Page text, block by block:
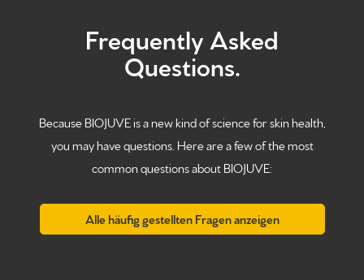
Frequently Asked
Questions.
Because BIOJUVE is a new kind of science for skin health,
you may have questions. Here are a few of the most
common questions about BIOJUVE:
Alle häufig gestellten Fragen anzeigen